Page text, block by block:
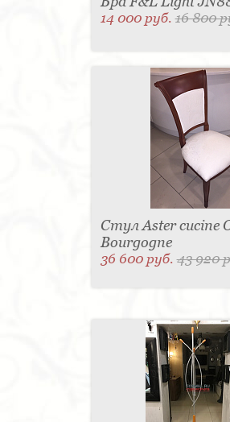
14 000 руб.16 800
Стул Aster cucine
Bourgogne
36 600 руб.43 920